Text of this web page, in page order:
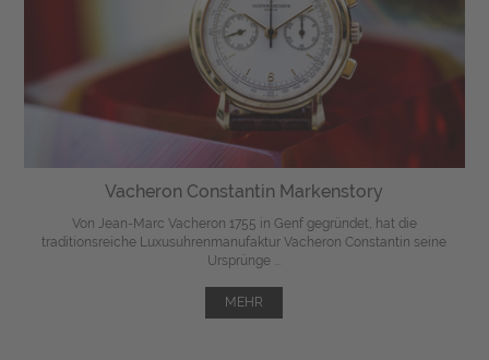
Vacheron Constantin Markenstory
Von Jean-Marc Vacheron 1755 in Genf gegründet, hat die
traditionsreiche Luxusuhrenmanufaktur Vacheron Constantin seine
Ursprünge ...
MEHR